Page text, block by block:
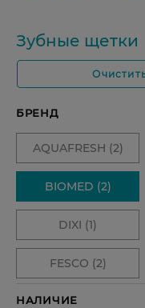
Зубные щетки